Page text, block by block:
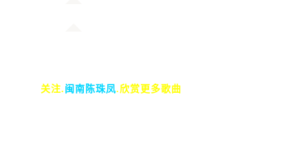
关注. 闽南陈珠凤.欣赏更多歌曲